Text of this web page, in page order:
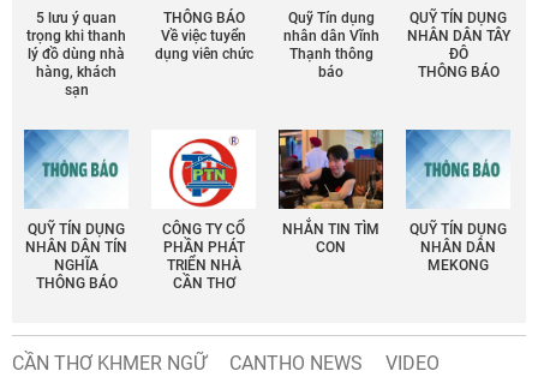
5 lưu ý quan
trọng khi thanh
lý đồ dùng nhà
hàng, khách
sạn
THÔNG BÁO
Về việc tuyển
dụng viên chức
Quỹ Tín dụng
nhân dân Vĩnh
Thạnh thông
báo
QUỸ TÍN DỤNG
NHÂN DÂN TÂY
ĐÔ
THÔNG BÁO
QUỸ TÍN DỤNG
NHÂN DÂN TÍN
NGHĨA
THÔNG BÁO
CÔNG TY CỔ
PHẦN PHÁT
TRIỂN NHÀ
CẦN THƠ
NHẮN TIN TÌM
CON
QUỸ TÍN DỤNG
NHÂN DÂN
MEKONG
CẦN THƠ KHMER NGỮ CANTHO NEWS
VIDEO